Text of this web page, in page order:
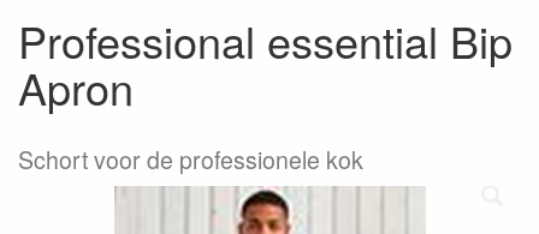
Professional essential Bip
Apron
Schort voor de professionele kok